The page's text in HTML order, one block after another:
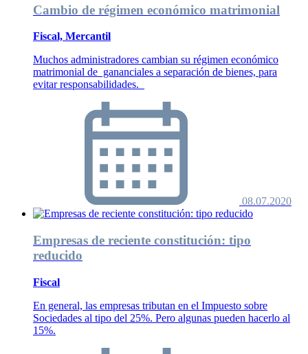
Cambio de régimen económico matrimonial
Fiscal, Mercantil
Muchos administradores cambian su régimen económico
matrimonial de gananciales a separación de bienes, para
evitar responsabilidades.
08.07.2020
Empresas de reciente constitución: tipo
reducido
Fiscal
En general, las empresas tributan en el Impuesto sobre
Sociedades al tipo del 25%. Pero algunas pueden hacerlo al
15%.